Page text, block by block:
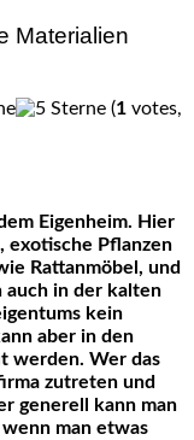
Materialien
(1 votes,
exotische Pflanzen
Rattanmöbel, und
auch in der kalten
kein
aber in den
werden. Wer das
zutreten und
generell kann man
man etwas